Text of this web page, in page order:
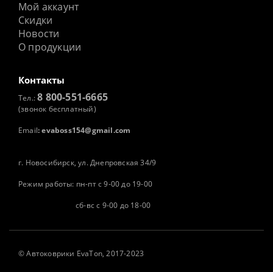
Мой аккаунт
Скидки
Новости
О продукции
Контакты
Тел.:8 800-551-6665
(звонок бесплатный)
Email: evaboss154@gmail.com
г. Новосибирск, ул. Днепровская 34/9
Режим работы: пн-пт с 9-00 до 19-00
сб-вс с 9-00 до 18-00
©Автоковрики EvaTon, 2017-2023